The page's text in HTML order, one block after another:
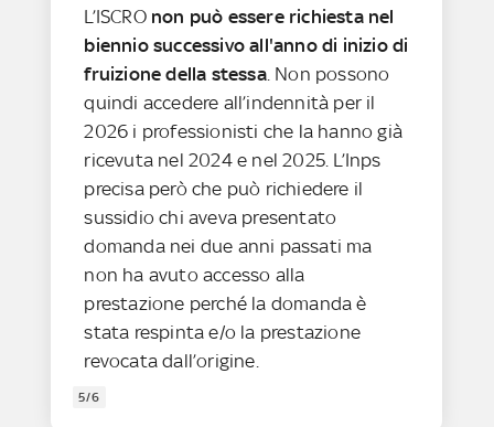
L’ISCRO non può essere richiesta nel
biennio successivo all'anno di inizio di
fruizione della stessa. Non possono
quindi accedere all’indennità per il
2026 i professionisti che la hanno già
ricevuta nel 2024 e nel 2025. L’Inps
precisa però che può richiedere il
sussidio chi aveva presentato
domanda nei due anni passati ma
non ha avuto accesso alla
prestazione perché la domanda è
stata respinta e/o la prestazione
revocata dall’origine.
5/6